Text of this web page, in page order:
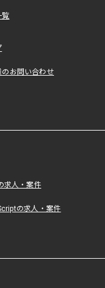
覧
のお問い合わせ
求人・案件
の求人・案件